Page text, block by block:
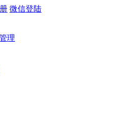
微信登陆
理